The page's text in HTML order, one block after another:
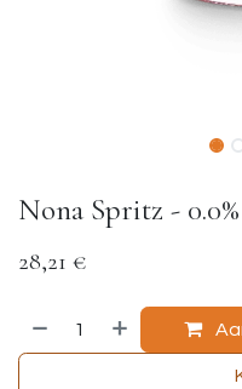
Nona Spritz -
28,21 €